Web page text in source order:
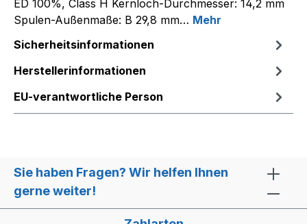
ED 100%, Class H Kernloch-Durchmesser: 14,2 mm
Spulen-Außenmaße: B 29,8 mm… Mehr
Sicherheitsinformationen
Herstellerinformationen
EU-verantwortliche Person
Sie haben Fragen? Wir helfen Ihnen
gerne weiter!